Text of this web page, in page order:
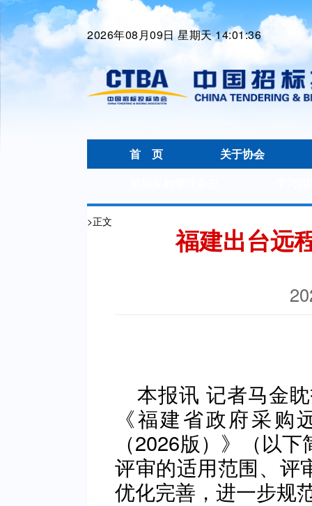
2026年08月09日 星期天 14:01:36
首 页
关于协会
>正文
福建出台远
本报讯 记者马金
《福建省政府采
（2026版）》（以
评审的适用范围、评
优化完善，进一步规